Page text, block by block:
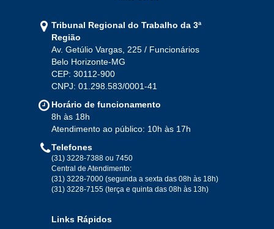
Tribunal Regional do Trabalho da 3ª
Região
Av. Getúlio Vargas, 225 / Funcionários
Belo Horizonte-MG
CEP: 30112-900
CNPJ: 01.298.583/0001-41
Horário de funcionamento
8h às 18h
Atendimento ao público: 10h às 17h
Telefones
(31) 3228-7388 ou 7450
Central de Atendimento:
(31) 3228-7000 (segunda a sexta das 08h às 18h)
(31) 3228-7155 (terça e quinta das 08h às 13h)
Links Rápidos